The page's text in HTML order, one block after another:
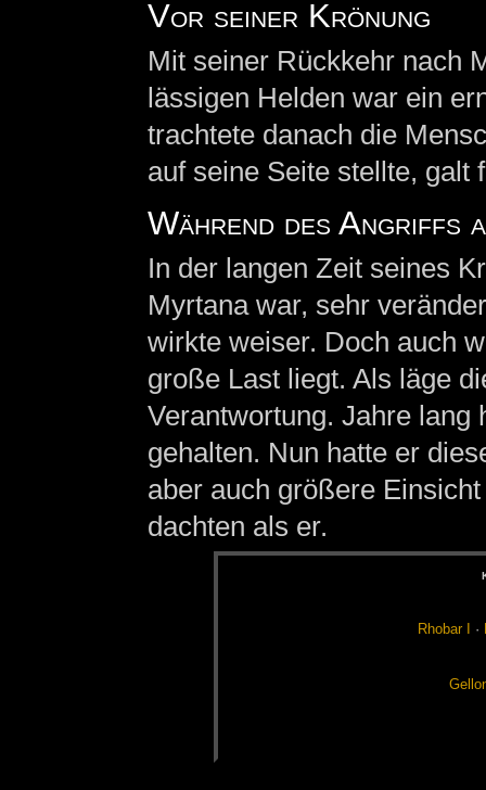
Vor seiner Krönung
Mit seiner Rückkehr nach
lässigen Helden war ein
trachtete danach die
auf seine Seite stellte, galt
Während des Angriffs
In der langen Zeit seines
Myrtana war, sehr
wirkte weiser. Doch auch
große Last liegt. Als läge
Verantwortung. Jahre
gehalten. Nun hatte er
aber auch größere
dachten als er.
Rho­bar I ·